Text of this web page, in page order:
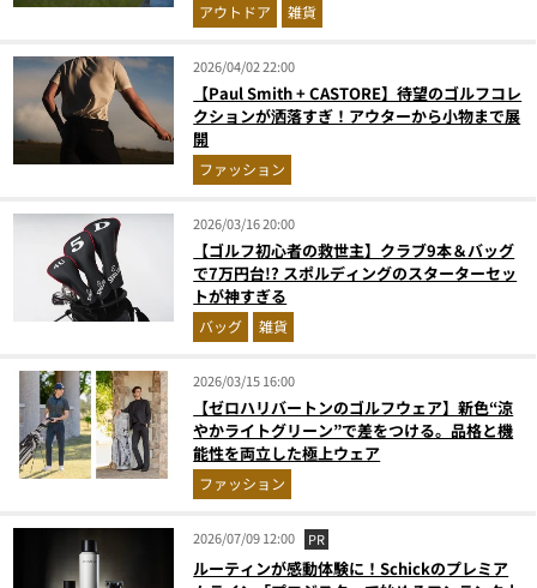
アウトドア 雑貨
2026/04/02 22:00
【Paul Smith + CASTORE】待望のゴルフコレ
クションが洒落すぎ！アウターから小物まで展
開
ファッション
2026/03/16 20:00
【ゴルフ初心者の救世主】クラブ9本＆バッグ
で7万円台!? スポルディングのスターターセッ
トが神すぎる
バッグ 雑貨
2026/03/15 16:00
【ゼロハリバートンのゴルフウェア】新色“涼
やかライトグリーン”で差をつける。品格と機
能性を両立した極上ウェア
ファッション
2026/07/09 12:00 PR
ルーティンが感動体験に！Schickのプレミア